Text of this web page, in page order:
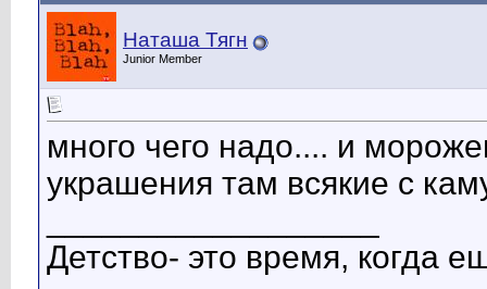
Наташа Тягн
Junior Member
много чего надо.... и
украшения там всякие с
Детство- это время, когда